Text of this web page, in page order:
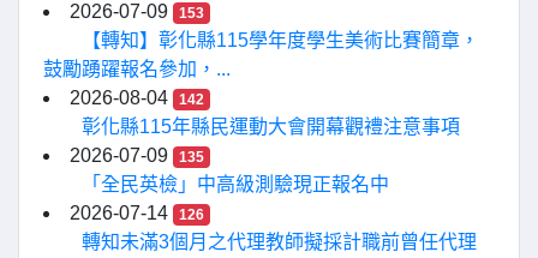
2026-07-09
153
【轉知】彰化縣115學年度學生美術比賽簡章，
鼓勵踴躍報名參加，...
2026-08-04
142
彰化縣115年縣民運動大會開幕觀禮注意事項
2026-07-09
135
「全民英檢」中高級測驗現正報名中
2026-07-14
126
轉知未滿3個月之代理教師擬採計職前曾任代理